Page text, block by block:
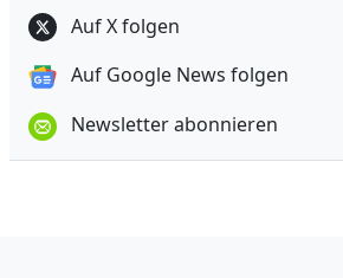
Auf X folgen
Auf Google News folgen
Newsletter abonnieren